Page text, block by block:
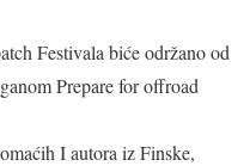
Festivala biće održano od
Prepare for offroad
I autora iz Finske,